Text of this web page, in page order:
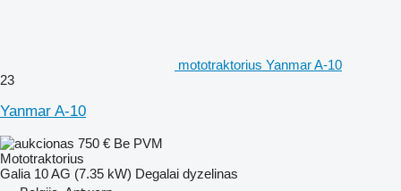
mototraktorius Yanmar A-10
23
Yanmar A-10
750 € Be PVM
Mototraktorius
Galia 10 AG (7.35 kW) Degalai dyzelinas